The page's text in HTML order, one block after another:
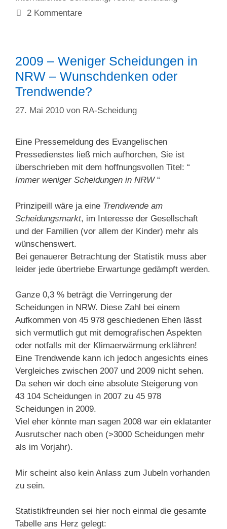
2 Kommentare
2009 – Weniger Scheidungen in
NRW – Wunschdenken oder
Trendwende?
27. Mai 2010 von RA-Scheidung
Eine Pressemeldung des Evangelischen
Pressedienstes ließ mich aufhorchen, Sie ist
überschrieben mit dem hoffnungsvollen Titel: “
Immer weniger Scheidungen in NRW“
Prinzipeill wäre ja eine Trendwende am
Scheidungsmarkt, im Interesse der Gesellschaft
und der Familien (vor allem der Kinder) mehr als
wünschenswert.
Bei genauerer Betrachtung der Statistik muss aber
leider jede übertriebe Erwartunge gedämpft werden.
Ganze 0,3 % beträgt die Verringerung der
Scheidungen in NRW. Diese Zahl bei einem
Aufkommen von 45 978 geschiedenen Ehen lässt
sich vermutlich gut mit demografischen Aspekten
oder notfalls mit der Klimaerwärmung erklähren!
Eine Trendwende kann ich jedoch angesichts eines
Vergleiches zwischen 2007 und 2009 nicht sehen.
Da sehen wir doch eine absolute Steigerung von
43 104 Scheidungen in 2007 zu 45 978
Scheidungen in 2009.
Viel eher könnte man sagen 2008 war ein eklatanter
Ausrutscher nach oben (>3000 Scheidungen mehr
als im Vorjahr).
Mir scheint also kein Anlass zum Jubeln vorhanden
zu sein.
Statistikfreunden sei hier noch einmal die gesamte
Tabelle ans Herz gelegt: